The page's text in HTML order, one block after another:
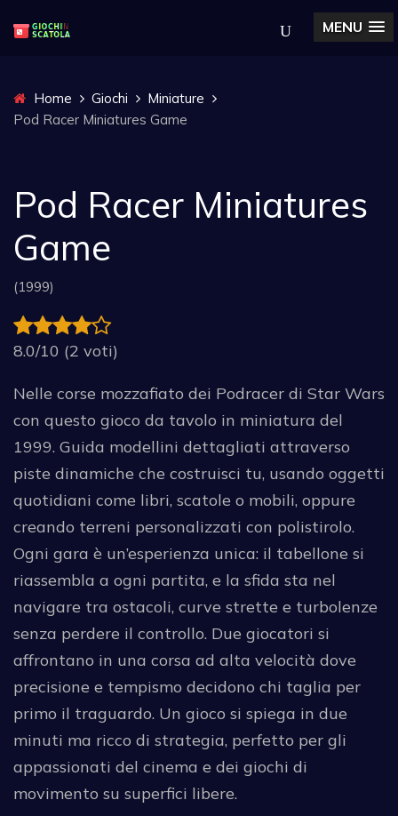
MENU
Home Giochi
Miniature
Pod Racer Miniatures Game
Pod Racer Miniatures
Game
(1999)
8.0/10 (2 voti)
Nelle corse mozzafiato dei Podracer di Star Wars
con questo gioco da tavolo in miniatura del
1999. Guida modellini dettagliati attraverso
piste dinamiche che costruisci tu, usando oggetti
quotidiani come libri, scatole o mobili, oppure
creando terreni personalizzati con polistirolo.
Ogni gara è un’esperienza unica: il tabellone si
riassembla a ogni partita, e la sfida sta nel
navigare tra ostacoli, curve strette e turbolenze
senza perdere il controllo. Due giocatori si
affrontano in una corsa ad alta velocità dove
precisione e tempismo decidono chi taglia per
primo il traguardo. Un gioco si spiega in due
minuti ma ricco di strategia, perfetto per gli
appassionati del cinema e dei giochi di
movimento su superfici libere.